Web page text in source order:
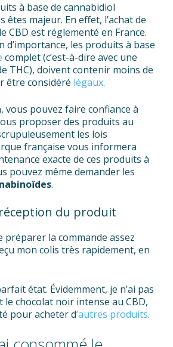
à base de cannabidiol
êtes majeur. En effet, l’achat de
CBD est réglementé en France.
les produits à base
complet (c’est-à-dire avec une
THC), doivent contenir moins de
être considéré légaux.
vous pouvez faire confiance à
proposer des produits au
les lois
française vous informera
exacte de ces produits à
pouvez même demander les
.
du produit
préparer la commande assez
mon colis très rapidement, en
état. Évidemment, je n’ai pas
le chocolat noir intense au CBD,
pour acheter d‘autres produits.